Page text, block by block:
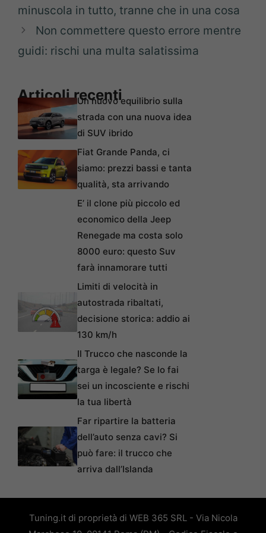
minuscola in tutto, tranne che in una cosa
Non commettere questo errore mentre
guidi: rischi una multa salatissima
Articoli recentiUn nuovo equilibrio sulla
strada con una nuova idea
di SUV ibrido
Fiat Grande Panda, ci
siamo: prezzi bassi e tanta
qualità, sta arrivando
E’ il clone più piccolo ed
economico della Jeep
Renegade ma costa solo
8000 euro: questo Suv
farà innamorare tutti
Limiti di velocità in
autostrada ribaltati,
decisione storica: addio ai
130 km/h
Il Trucco che nasconde la
targa è legale? Se lo fai
sei un incosciente e rischi
la tua libertà
Far ripartire la batteria
dell’auto senza cavi? Si
può fare: il trucco che
arriva dall’Islanda
Tuning.it di proprietà di WEB 365 SRL - Via Nicola